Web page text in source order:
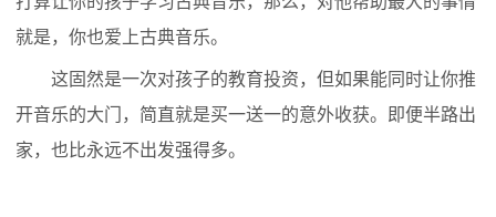
就是，你也爱上古典音乐。
这固然是一次对孩子的教育投资，但如果能同时让你推
开音乐的大门，简直就是买一送一的意外收获。即便半路出
家，也比永远不出发强得多。